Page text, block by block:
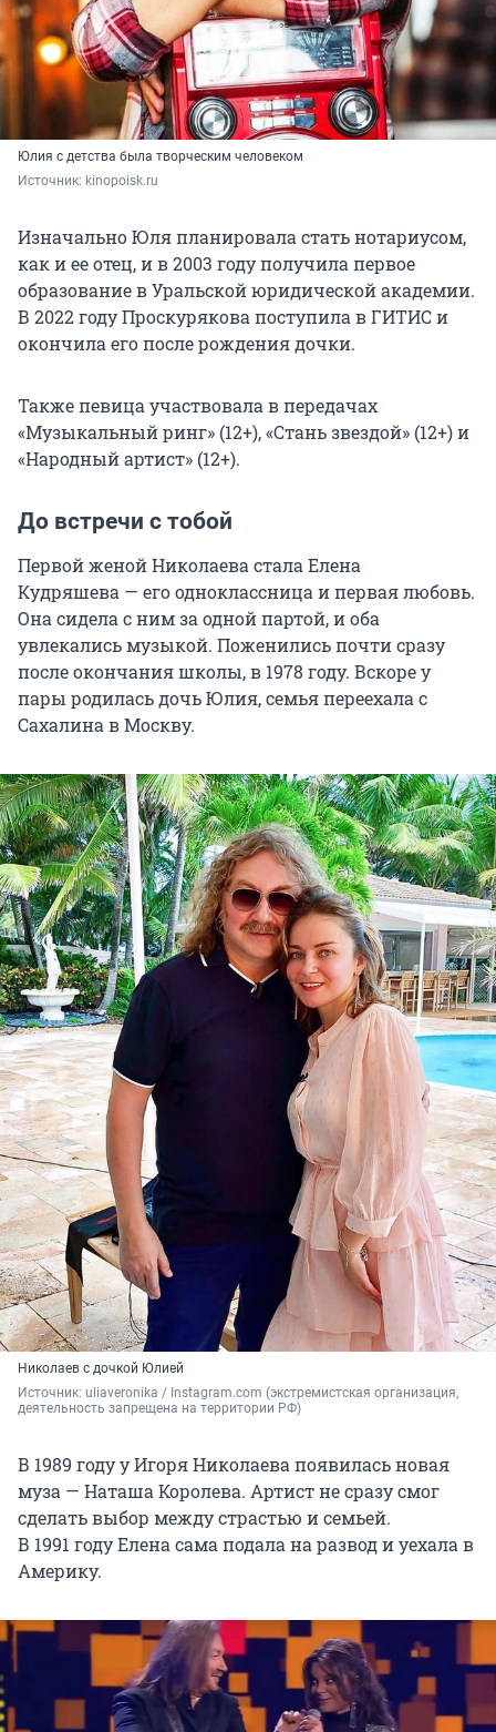
Юлия с детства была творческим человеком
Источник: kinopoisk.ru
Изначально Юля планировала стать нотариусом,
как и ее отец, ив 2003 годуполучила первое
образование в Уральской юридической академии.
В 2022 годуПроскурякова поступила в ГИТИС и
окончила его после рождения дочки.
Также певица участвовала в передачах
«Музыкальный ринг» (12+), «Стань звездой» (12+) и
«Народный артист» (12+).
До встречи с тобой
Первой женой Николаева стала Елена
Кудряшева — его одноклассница и первая любовь.
Она сидела с ним за одной партой, и оба
увлекались музыкой. Поженились почти сразу
после окончания школы, в 1978 году. Вскоре у
пары родилась дочь Юлия, семья переехала с
Сахалина в Москву.
Николаев с дочкой Юлией
Источник: uliaveronika / Instagram.com (экстремистская организация,
деятельность запрещена на территории РФ)
В 1989 году у Игоря Николаева появилась новая
муза — Наташа Королева. Артист не сразу смог
сделать выбор между страстью и семьей.
В 1991 годуЕлена сама подала на развод и уехала в
Америку.